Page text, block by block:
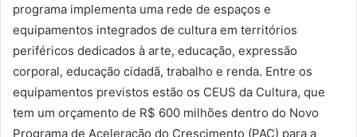
programa implementa uma rede de espaços e
equipamentos integrados de cultura em territórios
periféricos dedicados à arte, educação, expressão
corporal, educação cidadã, trabalho e renda. Entre os
equipamentos previstos estão os CEUS da Cultura, que
tem um orçamento de R$ 600 milhões dentro do Novo
Programa de Aceleração do Crescimento (PAC) para a